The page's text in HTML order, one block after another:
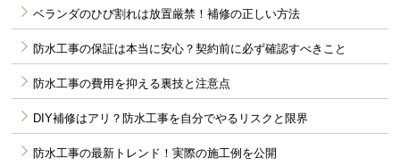
ベランダのひび割れは放置厳禁！補修の正しい方法
防水工事の保証は本当に安心？契約前に必ず確認すべきこと
防水工事の費用を抑える裏技と注意点
DIY補修はアリ？防水工事を自分でやるリスクと限界
防水工事の最新トレンド！実際の施工例を公開